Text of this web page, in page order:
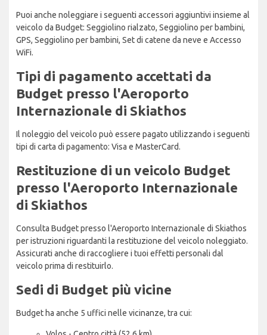
Puoi anche noleggiare i seguenti accessori aggiuntivi insieme al
veicolo da Budget: Seggiolino rialzato, Seggiolino per bambini,
GPS, Seggiolino per bambini, Set di catene da neve e Accesso
WiFi.
Tipi di pagamento accettati da
Budget presso l'Aeroporto
Internazionale di Skiathos
Il noleggio del veicolo può essere pagato utilizzando i seguenti
tipi di carta di pagamento: Visa e MasterCard.
Restituzione di un veicolo Budget
presso l'Aeroporto Internazionale
di Skiathos
Consulta Budget presso l'Aeroporto Internazionale di Skiathos
per istruzioni riguardanti la restituzione del veicolo noleggiato.
Assicurati anche di raccogliere i tuoi effetti personali dal
veicolo prima di restituirlo.
Sedi di Budget più vicine
Budget ha anche 5 uffici nelle vicinanze, tra cui: